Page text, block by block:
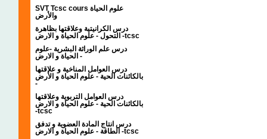
SVT Tcsc cours علوم الحياة
والأرض
درس الكرانيتية وعلاقتها بظاهرة
التحول - علوم الحياة و الارض -tcsc
درس علم الوراثة البشرية -علوم
الحياة و الارض -
درس العوامل المناخية و علاقتها
بالكائنات الحية - علوم الحياة و الأرض
-
درس العوامل التربوية وعلاقتها
بالكائنات الحية - علوم الحياة و الارض
-tcsc
درس انتاج المادة العضوية و تدفق
الطاقة - علوم الحياة و الارض -tcsc